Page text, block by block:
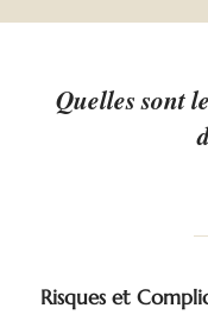
Quelles sont
Risques et